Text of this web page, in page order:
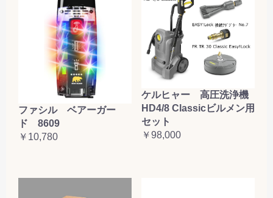
ファシル ベアーガー
ド 8609
￥10,780
ケルヒャー 高圧洗浄機
HD4/8 Classicビルメン用
セット
￥98,000